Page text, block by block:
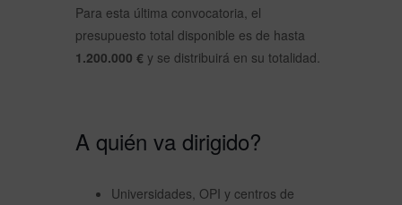
Para esta última convocatoria, el
presupuesto total disponible es de hasta
1.200.000 € y se distribuirá en su totalidad.
A quién va dirigido?
Universidades, OPI y centros de